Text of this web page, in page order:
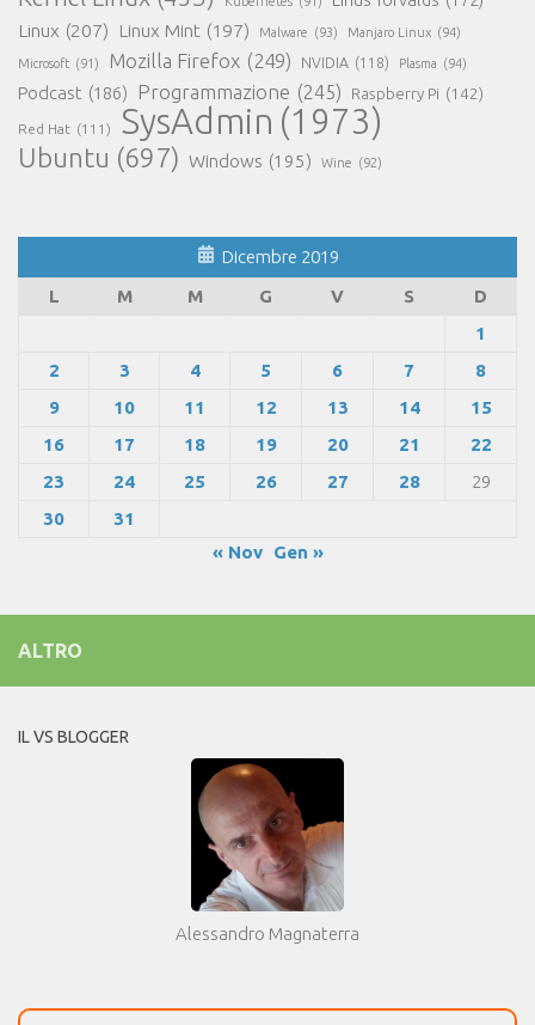
Linux (207) Linux Mint (197) Malware (93) Manjaro Linux (94)
Microsoft (91) Mozilla Firefox (249) NVIDIA (118) Plasma (94)
Podcast (186) Programmazione (245) Raspberry Pi (142)
Red Hat (111) SysAdmin (1973)
Ubuntu (697) Windows (195) Wine (92)
Dicembre 2019
L
M M G V S
D
1
2
3 4 5 6 7
8
9
10 11 12 13 14
15
16
17 18 19 20 21
22
23
24 25 26 27 28
29
30
31
« Nov
Gen »
ALTRO
IL VS BLOGGER
Alessandro Magnaterra